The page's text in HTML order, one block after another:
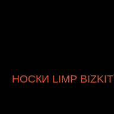
НОСКИ LIMP BIZKIT